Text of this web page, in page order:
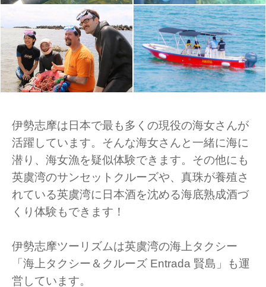
伊勢志摩は日本で最も多くの現役の海女さんが
活躍しています。そんな海女さんと一緒に海に
潜り、海女漁を疑似体験できます。その他にも
英虞湾のサンセットクルーズや、真珠が養殖さ
れている英虞湾に日本酒を沈める海底熟成酒づ
くり体験もできます！
伊勢志摩ツーリズムは英虞湾の海上タクシー
「海上タクシー＆クルーズ Entrada 賢島」も運
営しています。